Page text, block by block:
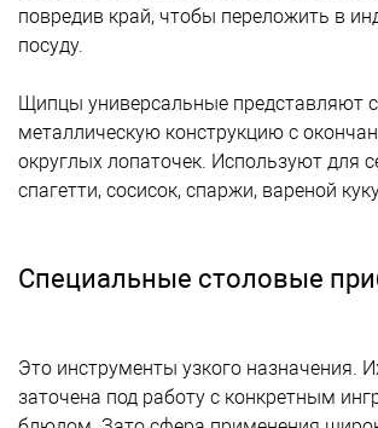
повредив край, чтобы переложить в
посуду.
Щипцы универсальные представляют
металлическую конструкцию с
округлых лопаточек. Используют для
спагетти, сосисок, спаржи, вареной
Специальные столовые
Это инструменты узкого назначения.
заточена под работу с конкретным